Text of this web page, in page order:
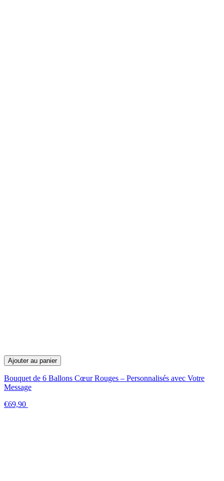
Ajouter au panier
Bouquet de 6 Ballons Cœur Rouges – Personnalisés avec Votre
Message
€69,90